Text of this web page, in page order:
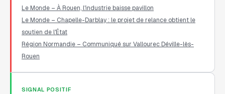
Le Monde – À Rouen, l'industrie baisse pavillon
Le Monde – Chapelle-Darblay : le projet de relance obtient le
soutien de l'État
Région Normandie – Communiqué sur Vallourec Déville-lès-
Rouen
SIGNAL POSITIF